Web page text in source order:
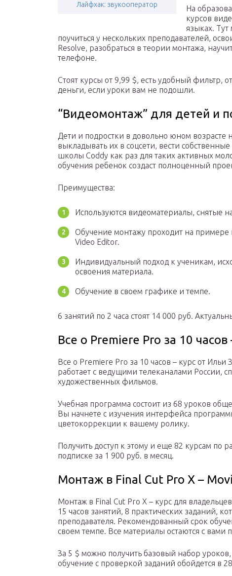
Лайфхак: звукооператор
На
курсов
языках.
поучиться у нескольких преподавателей,
Resolve, разобраться в теории монтажа,
телефоне.
Стоят курсы от 9,99 $, есть удобный фильтр,
деньги, если уроки вам не подошли.
“Видеомонтаж” для детей и
Дети и подростки в довольно юном возрасте
выкладывать их в соцсети, вести
школы Coddy как раз для таких активных
обучения ребенок создаст полноценный
Преимущества:
Используются видеоматериалы, снятые
Обучение монтажу проходит на примере
Video Editor.
Индивидуальный подход к ученикам,
освоения материала.
Обучение в своем графике и темпе.
6 занятий по 2 часа стоят 14 000 руб.
Все о Premiere Pro за 10 часов
Все о Premiere Pro за 10 часов – курс от
работает с ведущими телеканалами России,
художественных фильмов.
Учебная программа состоит из 68 уроков
Вы начнете с изучения интерфейса
цветокоррекции к вашему ролику.
Получить доступ к этому и еще 82 курсам по
подписке за 1 900 руб. в месяц.
Монтаж в Final Cut Pro X –
Монтаж в Final Cut Pro X – курс для
15 часов занятий, 8 практических заданий,
преподавателя. Рекомендованный срок
своем темпе. Все материалы остаются с вами
За 5 $ можно получить базовый набор
обучение с проверкой заданий обойдется в